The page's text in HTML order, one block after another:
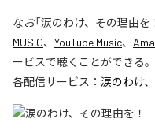
なお「涙のわけ、その理由を
MUSIC、 YouTube Music、
ービスで聴くことができる。
各配信サービス： 涙のわけ